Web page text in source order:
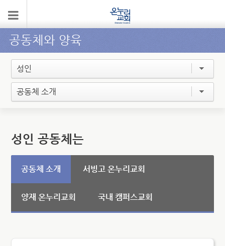
공동체와 양육
성인
공동체 소개
성인 공동체는
공동체 소개 서빙고 온누리교회
양재 온누리교회 국내 캠퍼스교회